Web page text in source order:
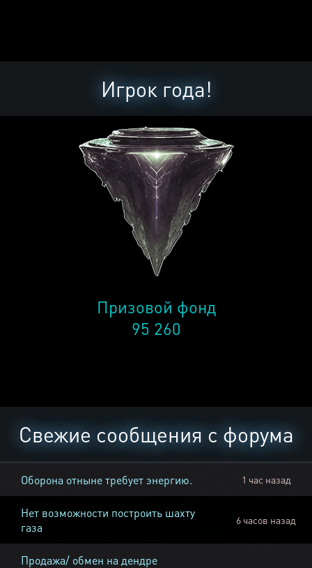
Игрок года!
Призовой фонд
95 260
Свежие сообщения с форума
Оборона отныне требует энергию. 1 час назад
Нет возможности построить шахту
газа
6 часов назад
Продажа/ обмен на дендре